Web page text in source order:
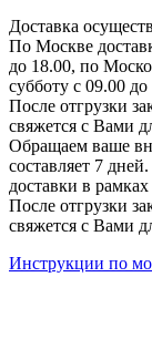
Доставка
По Москве
до 18.00, по
субботу с 09.00 до
После отгрузки
свяжется с Вами
Обращаем ваше
составляет 7
доставки в
После отгрузки
свяжется с Вами
Инструкции по